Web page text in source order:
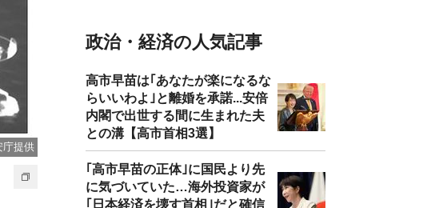
庁提供
政治・経済の人気記事
高市早苗は｢あなたが楽になるな
らいいわよ｣と離婚を承諾...安倍
内閣で出世する間に生まれた夫
との溝【高市首相3選】
｢高市早苗の正体｣に国民より先
に気づいていた…海外投資家が
｢日本経済を壊す首相｣だと確信